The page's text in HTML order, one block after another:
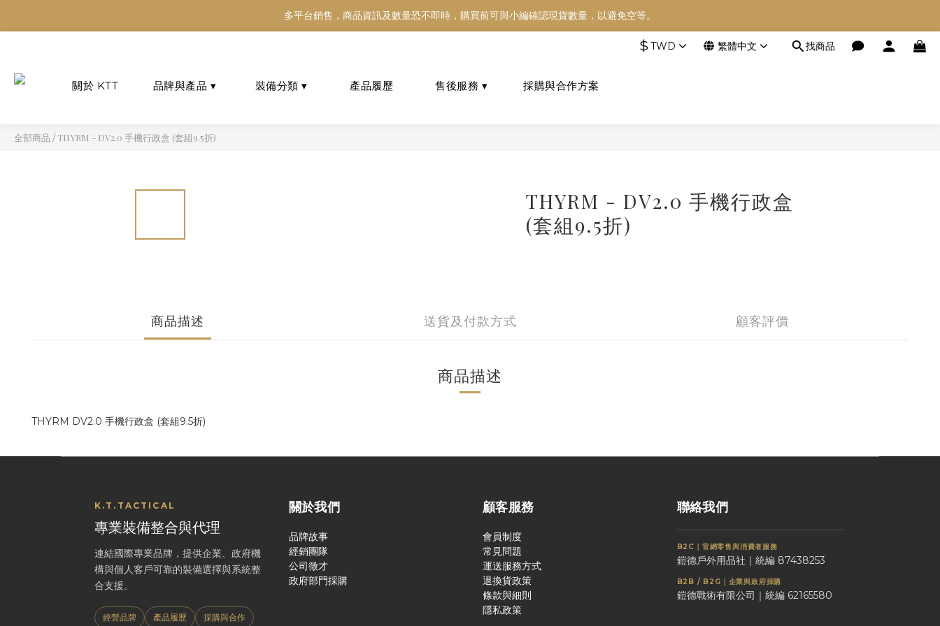
多平台銷售，商品資訊及數量恐不即時，購買前可與小編確認現貨數量，以避免空等。
多平台銷售，商品資訊及數量恐不即時，購買前可與小編確認現貨數量，以避免空等。
多平台銷售，商品資訊及數量恐不即時，購買前可與小編確認現貨數量，以避免空等。
$ TWD 繁體中文 找商品
全部商品 /THYRM - DV2.0 手機行政盒 (套組9.5折)
THYRM - DV2.0 手機行政盒
(套組9.5折)
商品描述 送貨及付款方式 顧客評價
商品描述
THYRM DV2.0 手機行政盒 (套組9.5折)
K.T.TACTICAL
專業裝備整合與代理
連結國際專業品牌，提供企業、政府機
構與個人客戶可靠的裝備選擇與系統整
合支援。
經營品牌 產品履歷 採購與合作
關於我們
品牌故事
經銷團隊
公司徵才
政府部門採購
顧客服務
會員制度
常見問題
運送服務方式
退換貨政策
條款與細則
隱私政策
聯絡我們
B2C｜官網零售與消費者服務
鎧德戶外用品社｜統編 87438253
B2B / B2G｜企業與政府採購
鎧德戰術有限公司｜統編 62165580